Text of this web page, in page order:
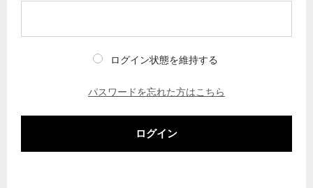
ログイン状態を維持する
パスワードを忘れた方はこちら
ログイン